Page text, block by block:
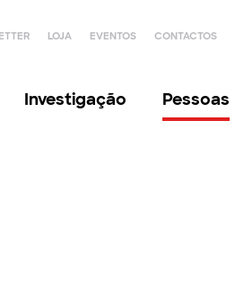
LOJA EVENTOS CONTACTOS
Investigação Pessoas